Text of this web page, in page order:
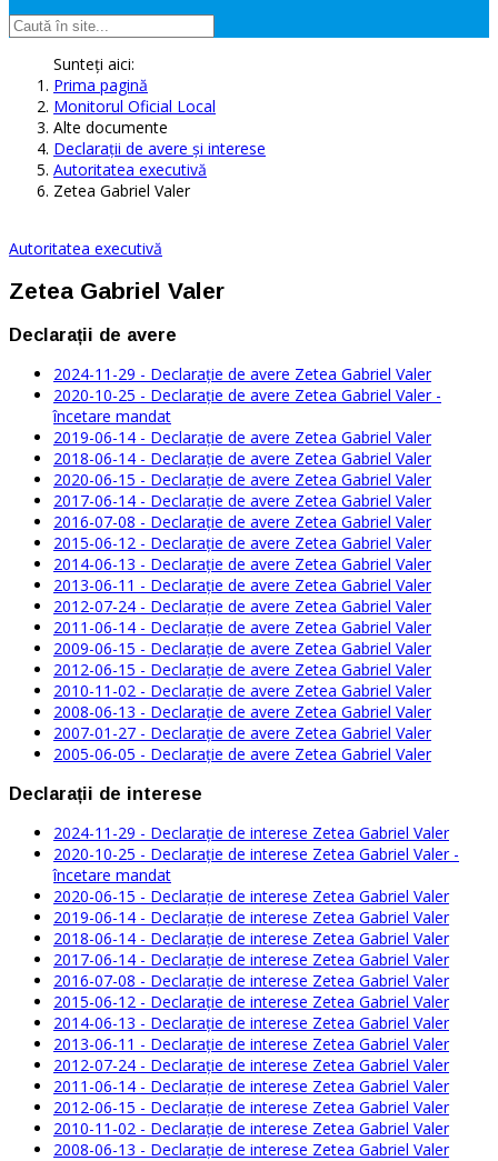
Sunteți aici:
Prima pagină
Monitorul Oficial Local
Alte documente
Declaraţii de avere şi interese
Autoritatea executivă
Zetea Gabriel Valer
Autoritatea executivă
Zetea Gabriel Valer
Declarații de avere
2024-11-29 - Declarație de avere Zetea Gabriel Valer
2020-10-25 - Declarație de avere Zetea Gabriel Valer -
încetare mandat
2019-06-14 - Declarație de avere Zetea Gabriel Valer
2018-06-14 - Declarație de avere Zetea Gabriel Valer
2020-06-15 - Declarație de avere Zetea Gabriel Valer
2017-06-14 - Declarație de avere Zetea Gabriel Valer
2016-07-08 - Declarație de avere Zetea Gabriel Valer
2015-06-12 - Declarație de avere Zetea Gabriel Valer
2014-06-13 - Declarație de avere Zetea Gabriel Valer
2013-06-11 - Declarație de avere Zetea Gabriel Valer
2012-07-24 - Declarație de avere Zetea Gabriel Valer
2011-06-14 - Declarație de avere Zetea Gabriel Valer
2009-06-15 - Declarație de avere Zetea Gabriel Valer
2012-06-15 - Declarație de avere Zetea Gabriel Valer
2010-11-02 - Declarație de avere Zetea Gabriel Valer
2008-06-13 - Declarație de avere Zetea Gabriel Valer
2007-01-27 - Declarație de avere Zetea Gabriel Valer
2005-06-05 - Declarație de avere Zetea Gabriel Valer
Declarații de interese
2024-11-29 - Declarație de interese Zetea Gabriel Valer
2020-10-25 - Declarație de interese Zetea Gabriel Valer -
încetare mandat
2020-06-15 - Declarație de interese Zetea Gabriel Valer
2019-06-14 - Declarație de interese Zetea Gabriel Valer
2018-06-14 - Declarație de interese Zetea Gabriel Valer
2017-06-14 - Declarație de interese Zetea Gabriel Valer
2016-07-08 - Declarație de interese Zetea Gabriel Valer
2015-06-12 - Declarație de interese Zetea Gabriel Valer
2014-06-13 - Declarație de interese Zetea Gabriel Valer
2013-06-11 - Declarație de interese Zetea Gabriel Valer
2012-07-24 - Declarație de interese Zetea Gabriel Valer
2011-06-14 - Declarație de interese Zetea Gabriel Valer
2012-06-15 - Declarație de interese Zetea Gabriel Valer
2010-11-02 - Declarație de interese Zetea Gabriel Valer
2008-06-13 - Declarație de interese Zetea Gabriel Valer